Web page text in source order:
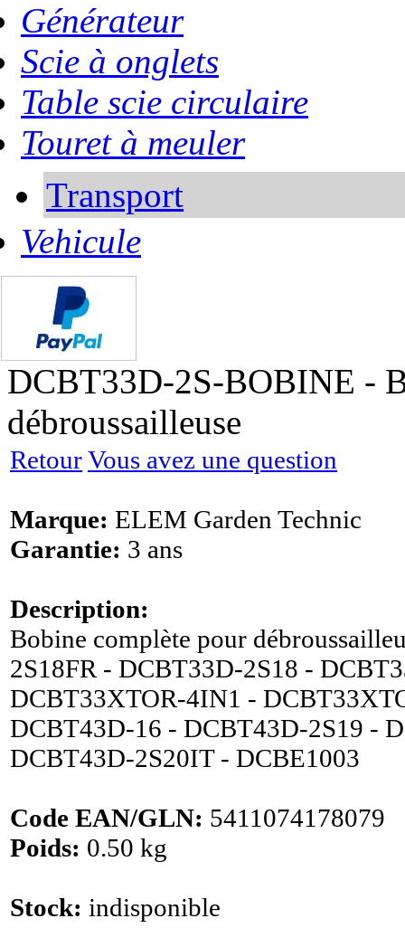
Générateur
Scie à onglets
Table scie circulaire
Touret à meuler
Transport
Vehicule
DCBT33D-2S-BOBINE -
débroussailleuse
RetourVous avez une question
Marque: ELEM Garden Technic
Garantie: 3 ans
Description:
Bobine complète pour
2S18FR - DCBT33D-2S18 -
DCBT33XTOR-4IN1 -
DCBT43D-16 - DCBT43D-2S19 -
DCBT43D-2S20IT - DCBE1003
Code EAN/GLN: 5411074178079
Poids: 0.50 kg
Stock: indisponible